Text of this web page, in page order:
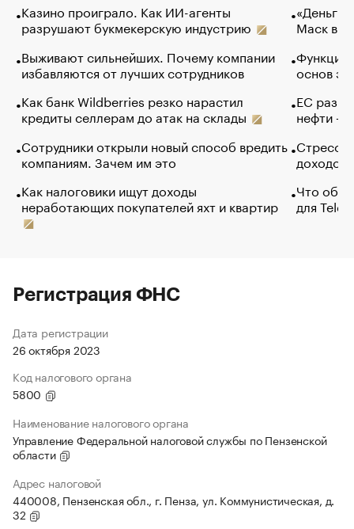
Казино проиграло. Как ИИ-агенты
разрушают букмекерскую индустрию
Выживают сильнейших. Почему компании
избавляются от лучших сотрудников
Как банк Wildberries резко нарастил
кредиты селлерам до атак на склады
Сотрудники открыли новый способ вредить
компаниям. Зачем им это
Как налоговики ищут доходы
неработающих покупателей яхт и квартир
«Деньги
Маск в
Функции
основ
ЕС
нефти —
Стресс
доходов
Что
для
Регистрация ФНС
Дата регистрации
26 октября 2023
Код налогового органа
5800
Наименование налогового органа
Управление Федеральной налоговой службы по Пензенской
области
Адрес налоговой
440008, Пензенская обл., г. Пенза, ул. Коммунистическая, д.
32